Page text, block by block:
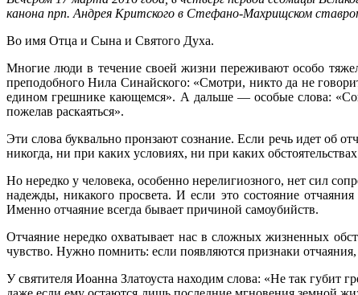
канона прп. Андрея Критского в Стефано-Махрищском
Во имя Отца и Сына и Святого Духа.
Многие люди в течение своей жизни переживают особо
преподобного Нила Синайского: «Смотри, никто да не
едином грешнике кающемся». А дальше — особые слова:
пожелав раскаяться».
Эти слова буквально пронзают сознание. Если речь идет об
никогда, ни при каких условиях, ни при каких
Но нередко у человека, особенно нерелигиозного, нет сил
надежды, никакого просвета. И если это состояние
Именно отчаяние всегда бывает причиной самоубийств.
Отчаяние нередко охватывает нас в сложных жизненных
чувство. Нужно помнить: если появляются признаки
У святителя Иоанна Златоуста находим слова: «Не так губит